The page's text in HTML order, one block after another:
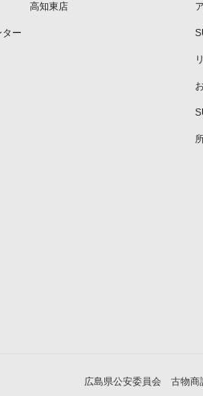
高知東店
ー
広島県公安委員会 古物